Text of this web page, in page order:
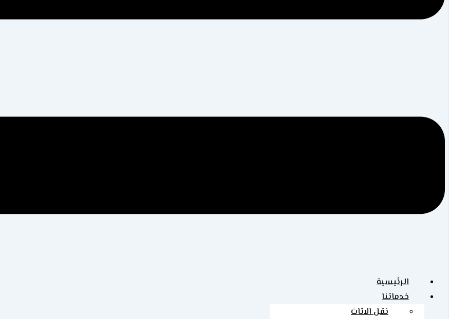
الرئيسية
خدماتنا
نقل الاثاث